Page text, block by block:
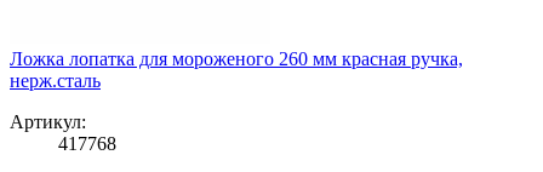
Ложка лопатка для мороженого 260 мм красная ручка,
нерж.сталь
Артикул:
417768